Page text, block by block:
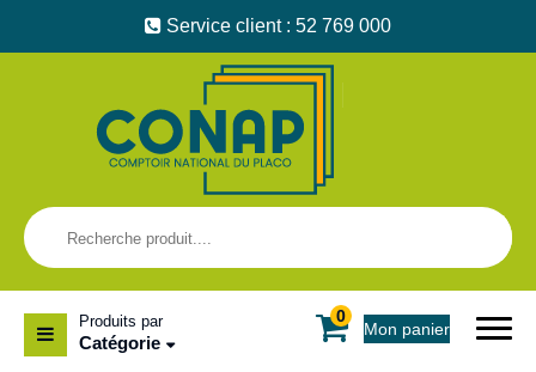
Service client : 52 769 000
0
Mon panier
Produits par
Catégorie